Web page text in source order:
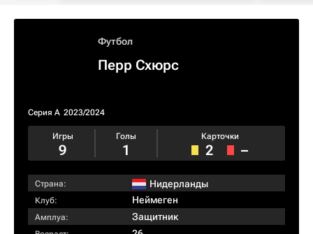
Футбол
Перр Схюрс
Серия А 2023/2024
Игры
9
Голы
1
Карточки
2 –
Страна: Нидерланды
Клуб: Неймеген
Амплуа: Защитник